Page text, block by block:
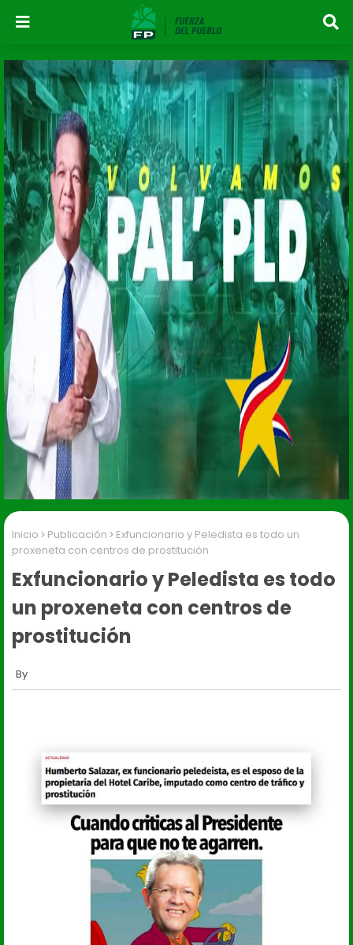
Inicio Publicación
Exfuncionario y Peledista es todo un
proxeneta con centros de prostitución
Exfuncionario y Peledista es todo
un proxeneta con centros de
prostitución